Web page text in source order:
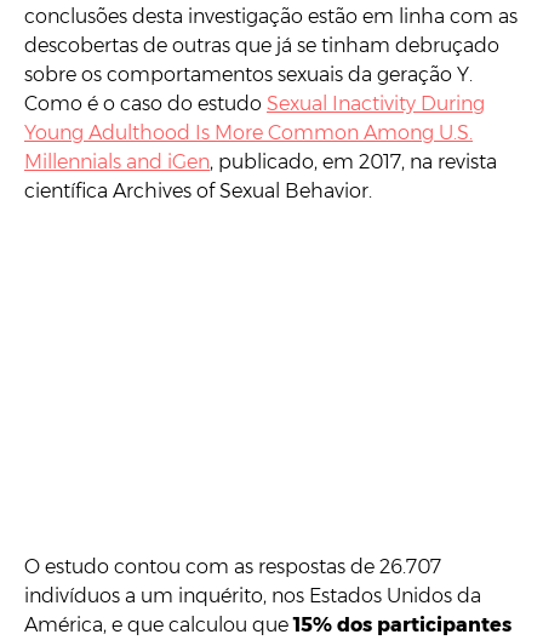
conclusões desta investigação estão em linha com as
descobertas de outras que já se tinham debruçado
sobre os comportamentos sexuais da geração Y.
Como é o caso do estudo Sexual Inactivity During
Young Adulthood Is More Common Among U.S.
Millennials and iGen, publicado, em 2017, na revista
científica Archives of Sexual Behavior.
O estudo contou com as respostas de 26.707
indivíduos a um inquérito, nos Estados Unidos da
América, e que calculou que15% dos participantes